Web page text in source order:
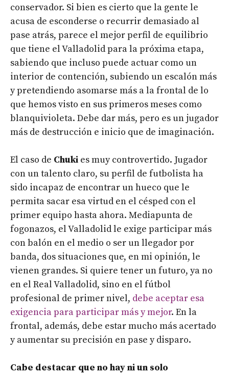
conservador. Si bien es cierto que la gente le
acusa de esconderse o recurrir demasiado al
pase atrás, parece el mejor perfil de equilibrio
que tiene el Valladolid para la próxima etapa,
sabiendo que incluso puede actuar como un
interior de contención, subiendo un escalón más
y pretendiendo asomarse más a la frontal de lo
que hemos visto en sus primeros meses como
blanquivioleta. Debe dar más, pero es un jugador
más de destrucción e inicio que de imaginación.
El caso de Chuki es muy controvertido. Jugador
con un talento claro, su perfil de futbolista ha
sido incapaz de encontrar un hueco que le
permita sacar esa virtud en el césped con el
primer equipo hasta ahora. Mediapunta de
fogonazos, el Valladolid le exige participar más
con balón en el medio o ser un llegador por
banda, dos situaciones que, en mi opinión, le
vienen grandes. Si quiere tener un futuro, ya no
en el Real Valladolid, sino en el fútbol
profesional de primer nivel, debe aceptar esa
exigencia para participar más y mejor. En la
frontal, además, debe estar mucho más acertado
y aumentar su precisión en pase y disparo.
Cabe destacar que no hay ni un solo